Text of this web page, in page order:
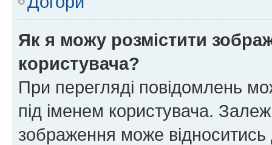
Як я можу розмістити
користувача?
При перегляді повідомлень
під іменем користувача.
зображення може відноситись